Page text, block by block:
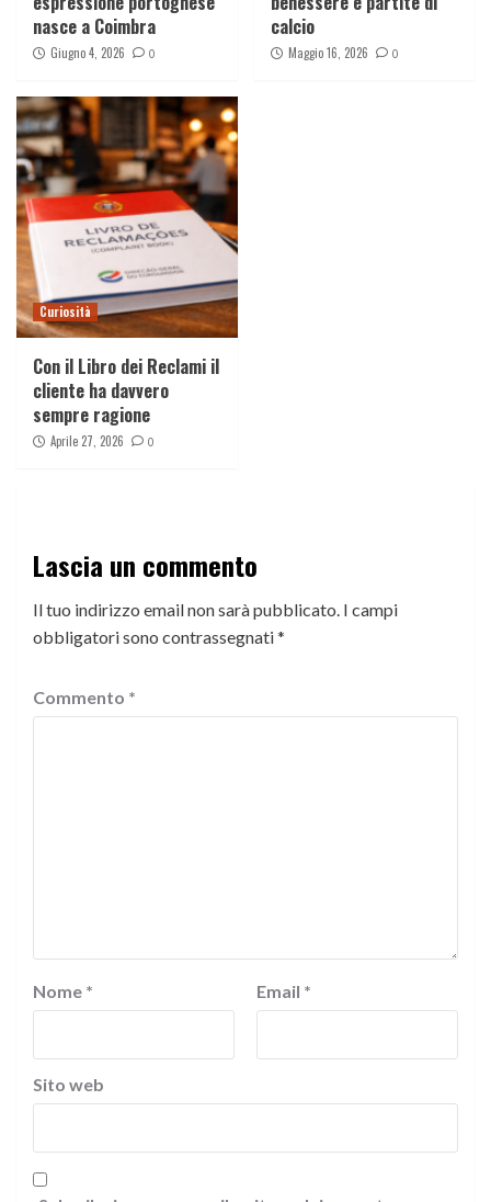
nasce a Coimbra
Giugno 4, 2026 0
calcio
Maggio 16, 2026 0
Curiosità
Con il Libro dei Reclami il
cliente ha davvero
sempre ragione
Aprile 27, 2026 0
Lascia un commento
Il tuo indirizzo email non sarà pubblicato. I campi
obbligatori sono contrassegnati*
Commento *
Nome * Email *
Sito web